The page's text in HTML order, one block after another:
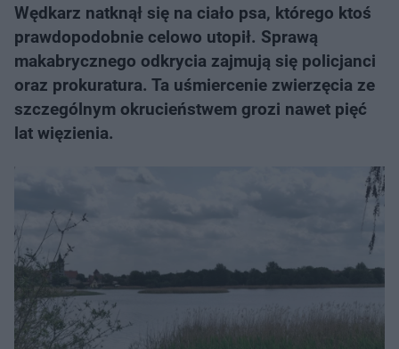
Wędkarz natknął się na ciało psa, którego ktoś
prawdopodobnie celowo utopił. Sprawą
makabrycznego odkrycia zajmują się policjanci
oraz prokuratura. Ta uśmiercenie zwierzęcia ze
szczególnym okrucieństwem grozi nawet pięć
lat więzienia.